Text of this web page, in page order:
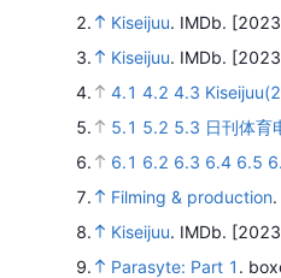
2.
Kiseijuu. IMDb.
3.
Kiseijuu. IMDb.
4.
4.1 4.2 4.3
5.
5.1 5.2 5.3 日刊体育
6.
6.1 6.2 6.3 6.4 6.5
7.
Filming & production.
8.
Kiseijuu. IMDb.
9.
Parasyte: Part 1 .